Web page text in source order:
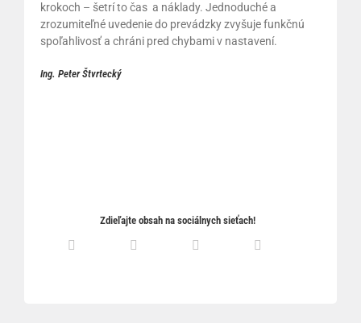
krokoch – šetrí to čas a náklady. Jednoduché a
zrozumiteľné uvedenie do prevádzky zvyšuje funkčnú
spoľahlivosť a chráni pred chybami v nastavení.
Ing. Peter Štvrtecký
Zdieľajte obsah na sociálnych sieťach!